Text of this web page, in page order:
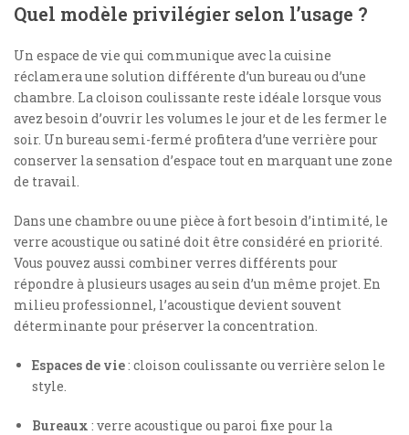
Quel modèle privilégier selon l’usage ?
Un espace de vie qui communique avec la cuisine
réclamera une solution différente d’un bureau ou d’une
chambre. La cloison coulissante reste idéale lorsque vous
avez besoin d’ouvrir les volumes le jour et de les fermer le
soir. Un bureau semi-fermé profitera d’une verrière pour
conserver la sensation d’espace tout en marquant une zone
de travail.
Dans une chambre ou une pièce à fort besoin d’intimité, le
verre acoustique ou satiné doit être considéré en priorité.
Vous pouvez aussi combiner verres différents pour
répondre à plusieurs usages au sein d’un même projet. En
milieu professionnel, l’acoustique devient souvent
déterminante pour préserver la concentration.
Espaces de vie: cloison coulissante ou verrière selon le
style.
Bureaux : verre acoustique ou paroi fixe pour la